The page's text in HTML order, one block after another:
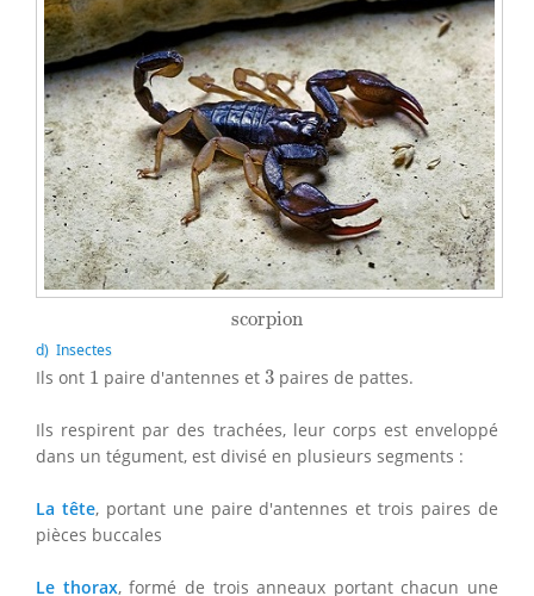
scorpion
scorpion
d) Insectes
Ils ont 1
1 paire d'antennes et 3
3 paires de pattes.
Ils respirent par des trachées, leur corps est enveloppé
dans un tégument, est divisé en plusieurs segments :
La tête, portant une paire d'antennes et trois paires de
pièces buccales
Le thorax, formé de trois anneaux portant chacun une